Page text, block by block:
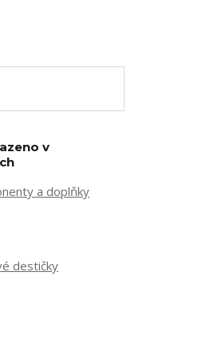
v
a doplňky
destičky